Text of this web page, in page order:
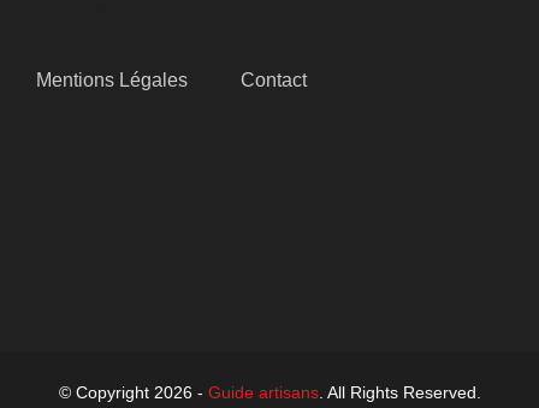
Mentions Légales Contact
© Copyright 2026 - Guide artisans. All Rights Reserved.